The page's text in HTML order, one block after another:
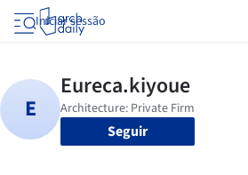
Iniciar sessão
Seguir